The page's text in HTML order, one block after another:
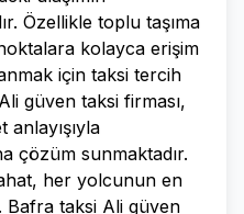
Özellikle toplu taşıma
kolayca erişim
için taksi tercih
güven taksi firması,
çözüm sunmaktadır.
her yolcunun en
Bafra taksi Ali güven